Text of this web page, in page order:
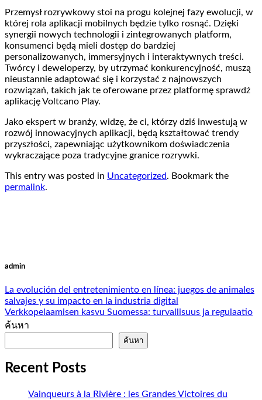
Przemysł rozrywkowy stoi na progu kolejnej fazy ewolucji, w
której rola aplikacji mobilnych będzie tylko rosnąć. Dzięki
synergii nowych technologii i zintegrowanych platform,
konsumenci będą mieli dostęp do bardziej
personalizowanych, immersyjnych i interaktywnych treści.
Twórcy i deweloperzy, by utrzymać konkurencyjność, muszą
nieustannie adaptować się i korzystać z najnowszych
rozwiązań, takich jak te oferowane przez platformę sprawdź
aplikację Voltcano Play.
Jako ekspert w branży, widzę, że ci, którzy dziś inwestują w
rozwój innowacyjnych aplikacji, będą kształtować trendy
przyszłości, zapewniając użytkownikom doświadczenia
wykraczające poza tradycyjne granice rozrywki.
This entry was posted in Uncategorized. Bookmark the
permalink.
admin
La evolución del entretenimiento en línea: juegos de animales
salvajes y su impacto en la industria digital
Verkkopelaamisen kasvu Suomessa: turvallisuus ja regulaatio
ค้นหา
ค้นหา
Recent Posts
Vainqueurs à la Rivière : les Grandes Victoires du